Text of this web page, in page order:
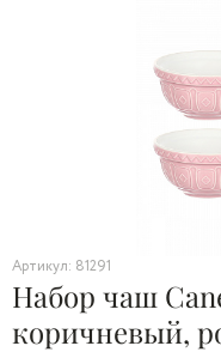
Артикул: 81291
Набор чаш
коричневый,